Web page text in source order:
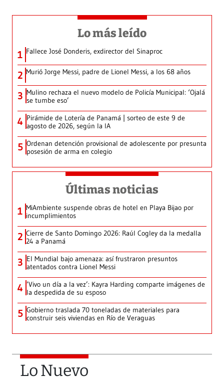
Lo más leído
1 Fallece José Donderis, exdirector del Sinaproc
2 Murió Jorge Messi, padre de Lionel Messi, a los 68 años
3 Mulino rechaza el nuevo modelo de Policía Municipal: ‘Ojalá
se tumbe eso’
4 Pirámide de Lotería de Panamá | sorteo de este 9 de
agosto de 2026, según la IA
5 Ordenan detención provisional de adolescente por presunta
posesión de arma en colegio
Últimas noticias
1 MiAmbiente suspende obras de hotel en Playa Bijao por
incumplimientos
2 Cierre de Santo Domingo 2026: Raúl Cogley da la medalla
24 a Panamá
3 El Mundial bajo amenaza: así frustraron presuntos
atentados contra Lionel Messi
4 ‘Vivo un día a la vez’: Kayra Harding comparte imágenes de
la despedida de su esposo
5 Gobierno traslada 70 toneladas de materiales para
construir seis viviendas en Río de Veraguas
Lo Nuevo